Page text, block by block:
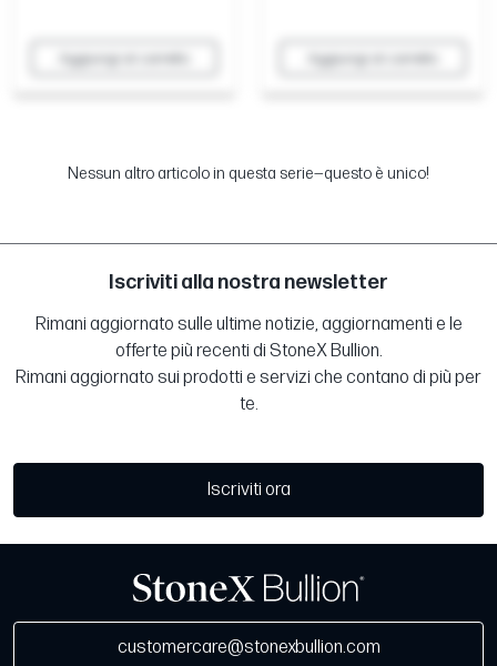
Aggiungi al carrello Aggiungi al carrello
Nessun altro articolo in questa serie—questo è unico!
Iscriviti alla nostra newsletter
Rimani aggiornato sulle ultime notizie, aggiornamenti e le
offerte più recenti di StoneX Bullion.
Rimani aggiornato sui prodotti e servizi che contano di più per
te.
Iscriviti ora
customercare@stonexbullion.com